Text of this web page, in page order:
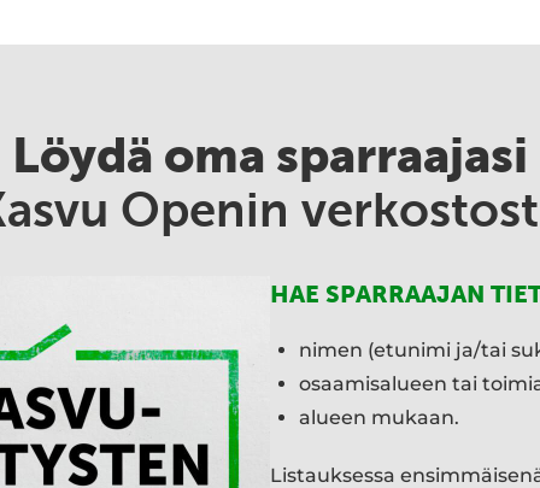
Löydä oma sparraajasi
Openin
HAE SPARRAAJAN
nimen (etunimi ja/tai
osaamisalueen tai
alueen mukaan.
Listauksessa